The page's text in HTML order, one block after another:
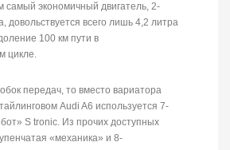
самый экономичный двигатель, 2-
довольствуется всего лишь 4,2 литра
100 км пути в
цикле.
передач, то вместо вариатора
Audi A6 используется 7-
S tronic. Из прочих доступных
«механика» и 8-